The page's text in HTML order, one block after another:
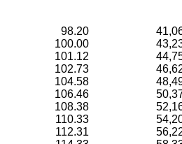
98.20
100.00
101.12
102.73
104.58
106.46
108.38
110.33
112.31